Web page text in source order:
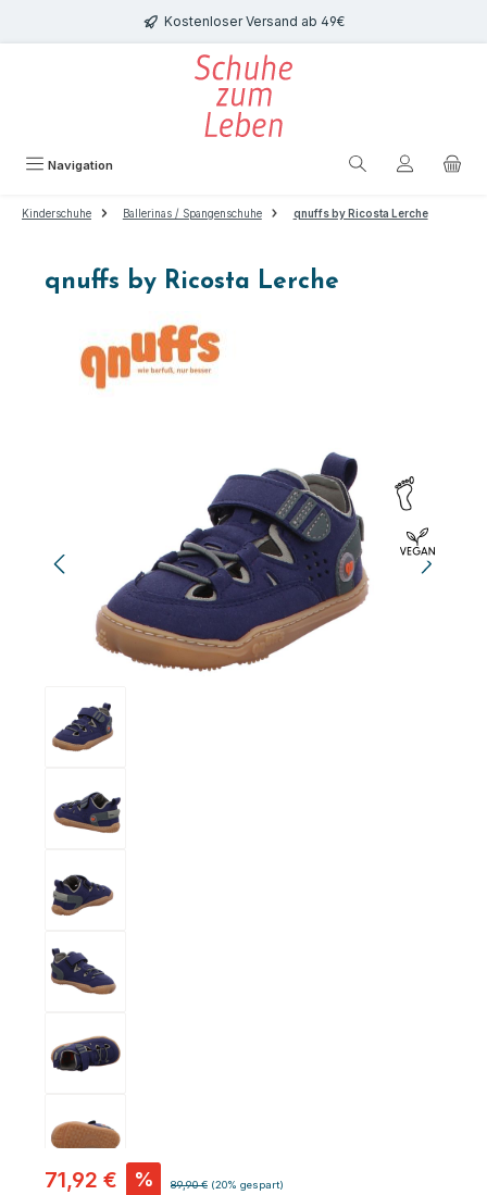
Zum Hauptinhalt springen Kostenloser Versand ab 49€
Navigation
Kinderschuhe Ballerinas / Spangenschuhe qnuffs by Ricosta Lerche
qnuffs by Ricosta Lerche
71,92 € % Regulärer Preis:
89,90 € (20% gespart)